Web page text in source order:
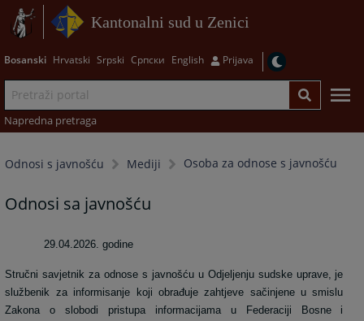
Kantonalni sud u Zenici
Bosanski Hrvatski Srpski Српски English Prijava
Napredna pretraga
Odnosi s javnošću Mediji Osoba za odnose s javnošću
Odnosi sa javnošću
29.04.2026. godine
Stručni savjetnik za odnose s javnošću u Odjeljenju sudske uprave, je
službenik za informisanje koji obrađuje zahtjeve sačinjene u smislu
Zakona o slobodi pristupa informacijama u Federaciji Bosne i